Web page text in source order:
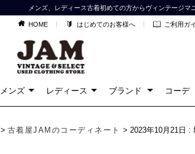
メンズ、レディース古着初めての方からヴィンテージ
HOME はじめてのお客様へ ご利用ガ
メンズ レディース ブランド コーデ
> 古着屋JAMのコーディネート > 2023年10月21日 :